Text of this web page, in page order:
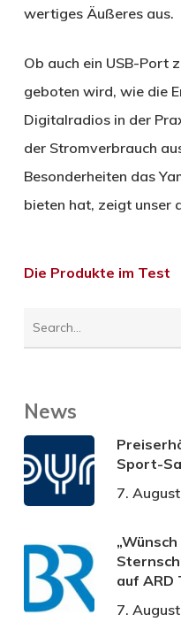
wertiges Äußeres aus.
Ob auch ein USB-Port
geboten wird, wie die
Digitalradios in der
der Stromverbrauch
Besonderheiten das
bieten hat, zeigt unser
Die Produkte im Test
News
Sport-
7.
auf ARD
7.